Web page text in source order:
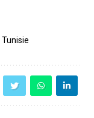
Tunisie